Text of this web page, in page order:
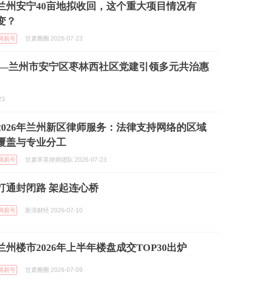
州安宁40亩地拟收回，这个重大项目情况有
？
易号 甘肃圈圈 2026-07-23
州市安宁区枣林西社区党建引领多元共治惠
年兰州新区律师服务：法律支持网络的区域
盖与专业分工
易号 甘肃萃英律师团队 2026-07-23
通封闭路 架起连心桥
易号 新浪财经 2026-07-10
州楼市2026年上半年楼盘成交TOP30出炉
易号 甘肃圈圈 2026-07-09